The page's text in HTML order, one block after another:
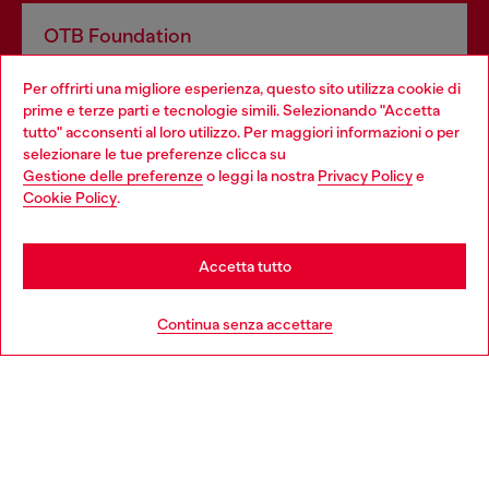
Per offrirti una migliore esperienza, questo sito utilizza cookie di
prime e terze parti e tecnologie simili. Selezionando "Accetta
tutto" acconsenti al loro utilizzo. Per maggiori informazioni o per
selezionare le tue preferenze clicca su
Gestione delle preferenzeo leggi la nostra Privacy Policye
Cookie Policy.
Continua senza accettare
Accetta tutto
OTB Foundation
profit del gruppo OTB che sostiene progetti concreti per
giovani, donne, inclusione ed emergenze in tutto il mondo.
Choose your location
You are currently browsing Italia website, but it seems you may
be based in United States